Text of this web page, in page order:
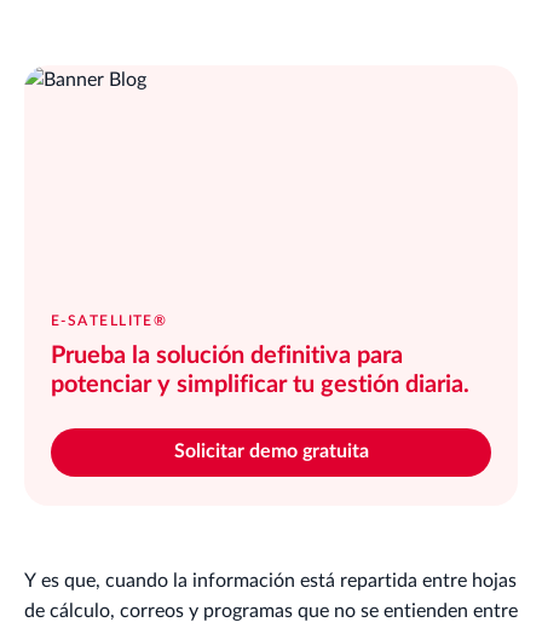
E-SATELLITE®
Prueba la solución definitiva para
potenciar y simplificar tu gestión diaria.
Solicitar demo gratuita
Y es que, cuando la información está repartida entre hojas
de cálculo, correos y programas que no se entienden entre